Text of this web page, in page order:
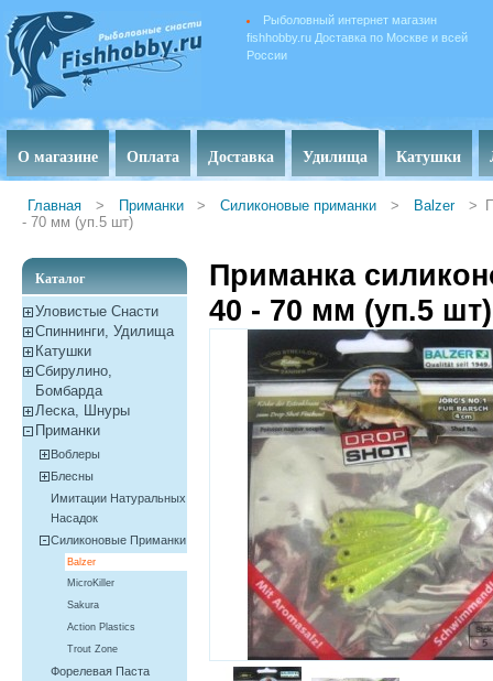
Рыболовный интернет магазин
fishhobby.ru Доставка по Москве и всей
России
О магазине Оплата Доставка Удилища Катушки
Главная > Приманки > Силиконовые приманки > Balzer >
- 70 мм (уп.5 шт)
Каталог
Уловистые Снасти
Спиннинги, Удилища
Катушки
Сбирулино,
Бомбарда
Леска, Шнуры
Приманки
Воблеры
Блесны
Имитации Натуральных
Насадок
Силиконовые Приманки
Balzer
MicroKiller
Sakura
Action Plastics
Trout Zone
Форелевая Паста
Приманка
40 - 70 мм (уп.5 шт)